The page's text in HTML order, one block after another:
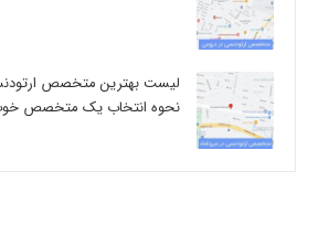
لیست بهترین متخصص
نحوه انتخاب یک متخصص